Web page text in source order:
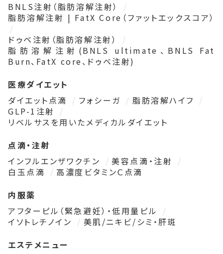
BNLS注射（脂肪溶解注射）
脂肪溶解注射 | FatX Core（ファットエックスコア）
ドゥベ注射（脂肪溶解注射）
脂肪溶解注射(BNLS ultimate、BNLS Fat
Burn、FatX core、ドゥベ注射)
医療ダイエット
ダイエット点滴
フォシーガ
脂肪溶解ハイフ
GLP-1注射
リベルサスを用いたメディカルダイエット
点滴・注射
インフルエンザワクチン
美容点滴・注射
白玉点滴
高濃度ビタミンＣ点滴
内服薬
アフターピル（緊急避妊）・低用量ピル
イソトレチノイン
美肌/ニキビ/シミ・肝斑
エステメニュー